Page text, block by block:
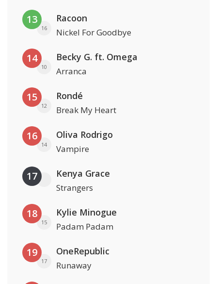
13
16
Racoon
Nickel For Goodbye
14
10
Becky G. ft. Omega
Arranca
15
12
Rondé
Break My Heart
16
14
Oliva Rodrigo
Vampire
17 Kenya Grace
Strangers
18
15
Kylie Minogue
Padam Padam
19
17
OneRepublic
Runaway